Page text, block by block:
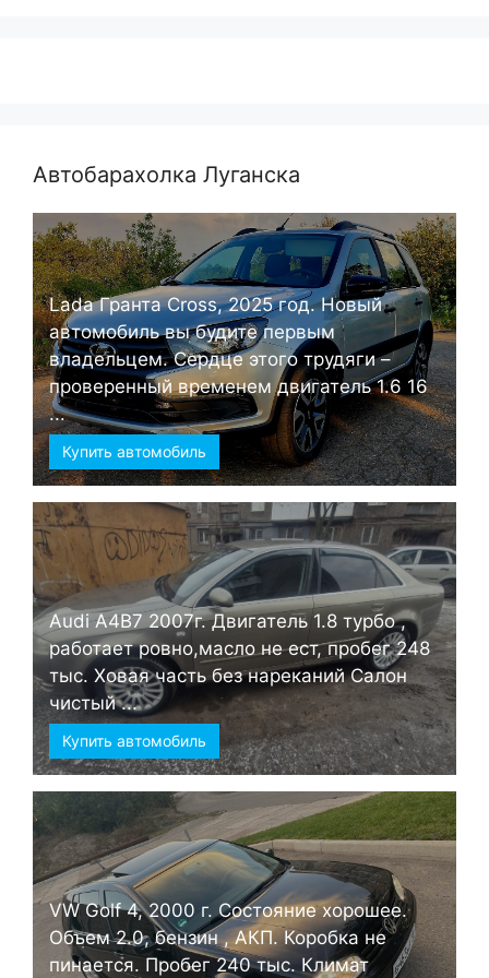
Автобарахолка Луганска
Lada Гранта Cross, 2025 год. Новый
автомобиль вы будите первым
владельцем. Сердце этого трудяги –
проверенный временем двигатель 1.6 16
...
Купить автомобиль
Audi А4B7 2007г. Двигатель 1.8 турбо ,
работает ровно,масло не ест, пробег 248
тыс. Ховая часть без нареканий Салон
чистый ...
Купить автомобиль
VW Golf 4, 2000 г. Состояние хорошее.
Объем 2.0, бензин , АКП. Коробка не
пинается. Пробег 240 тыс. Климат